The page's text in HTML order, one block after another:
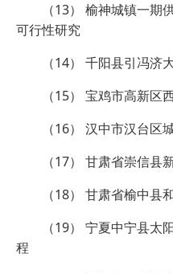
（13） 榆神城镇一期
可行性研究
（14） 千阳县引冯济
（15） 宝鸡市高新区
（16） 汉中市汉台区
（17） 甘肃省崇信县
（18） 甘肃省榆中县
（19） 宁夏中宁县
程